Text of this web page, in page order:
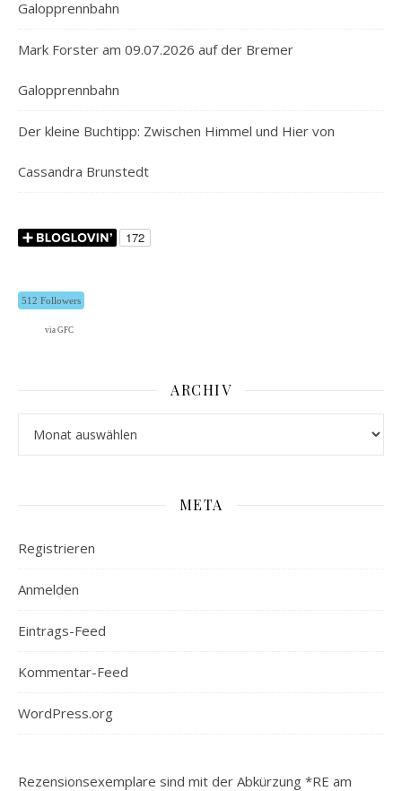
Galopprennbahn
Mark Forster am 09.07.2026 auf der Bremer
Galopprennbahn
Der kleine Buchtipp: Zwischen Himmel und Hier von
Cassandra Brunstedt
512 Followers
via GFC
ARCHIV
META
Registrieren
Anmelden
Eintrags-Feed
Kommentar-Feed
WordPress.org
Rezensionsexemplare sind mit der Abkürzung *RE am